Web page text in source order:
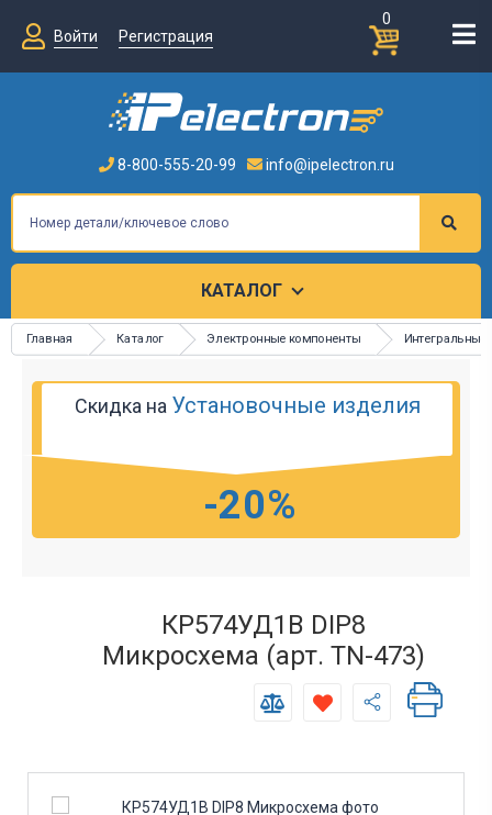
0
Войти
Регистрация
8-800-555-20-99 info@ipelectron.ru
КАТАЛОГ
Главная Каталог Электронные компоненты Интегральные
Скидка на Установочные изделия
-20%
КР574УД1В DIP8
Микросхема (арт. TN-473)